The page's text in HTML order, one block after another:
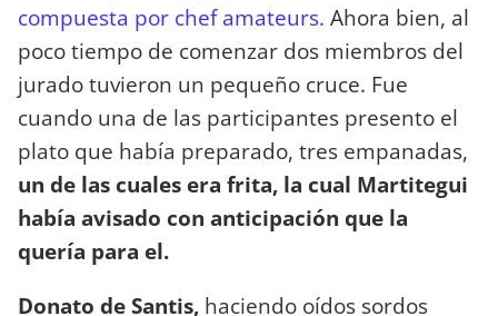
compuesta por chef amateurs. Ahora bien, al
poco tiempo de comenzar dos miembros del
jurado tuvieron un pequeño cruce. Fue
cuando una de las participantes presento el
plato que había preparado, tres empanadas,
un de las cuales era frita, la cual Martitegui
había avisado con anticipación que la
quería para el.
Donato de Santis, haciendo oídos sordos